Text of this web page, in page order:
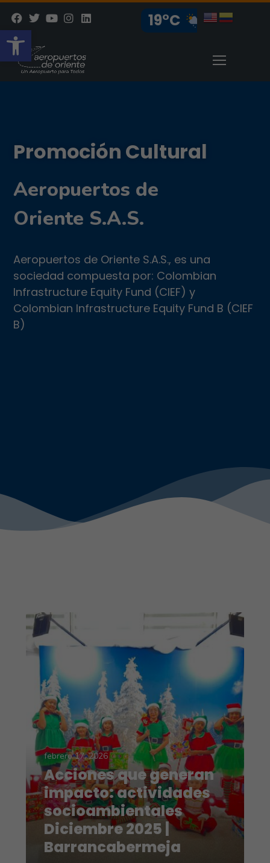
Abrir barra de herramientas
19°C
Promoción Cultural
Aeropuertos de
Oriente S.A.S.
Aeropuertos de Oriente S.A.S., es una
sociedad compuesta por: Colombian
Infrastructure Equity Fund (CIEF) y
Colombian Infrastructure Equity Fund B (CIEF
B)
febrero 17, 2026
Acciones que generan
impacto: actividades
socioambientales
Diciembre 2025 |
Barrancabermeja